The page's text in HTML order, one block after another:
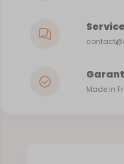
Made in